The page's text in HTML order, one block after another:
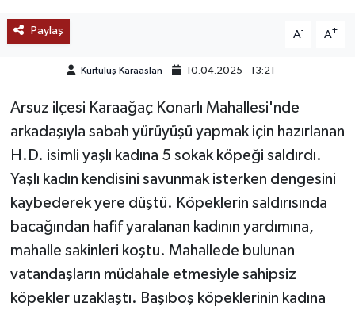
Paylaş A- A+
Kurtuluş Karaaslan 10.04.2025 - 13:21
Arsuz ilçesi Karaağaç Konarlı Mahallesi'nde
arkadaşıyla sabah yürüyüşü yapmak için hazırlanan
H.D. isimli yaşlı kadına 5 sokak köpeği saldırdı.
Yaşlı kadın kendisini savunmak isterken dengesini
kaybederek yere düştü. Köpeklerin saldırısında
bacağından hafif yaralanan kadının yardımına,
mahalle sakinleri koştu. Mahallede bulunan
vatandaşların müdahale etmesiyle sahipsiz
köpekler uzaklaştı. Başıboş köpeklerinin kadına
TREND
MEDYA
TEKNOLOJİ
YAŞAM
KÜLTÜR SANAT